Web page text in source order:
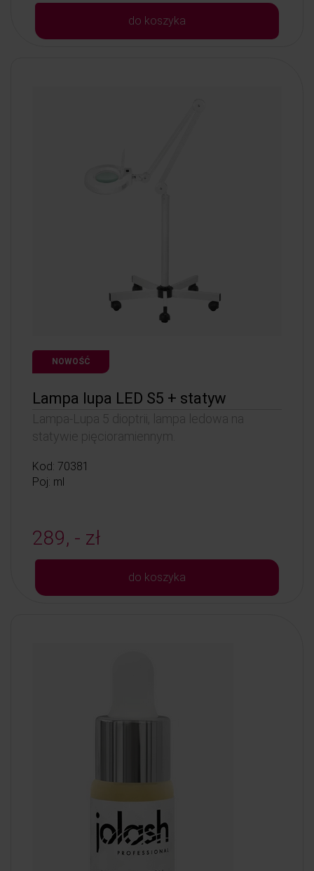
do koszyka
NOWOŚĆ
Lampa lupa LED S5 + statyw
Lampa-Lupa 5 dioptrii, lampa ledowa na
statywie pięcioramiennym.
Kod: 70381
Poj: ml
289, - zł
do koszyka